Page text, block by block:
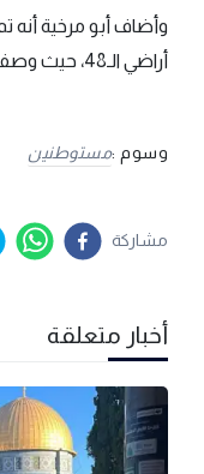
وأضاف أبو مرخية
أراضي الـ48، حيث وصفت إصاباتهما بالمتوسطة.
وسوم :مستوطنين
مشاركة
أخبار متعلقة